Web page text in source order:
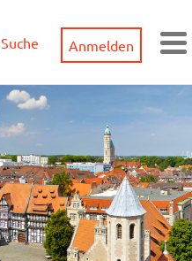
Suche Anmelden